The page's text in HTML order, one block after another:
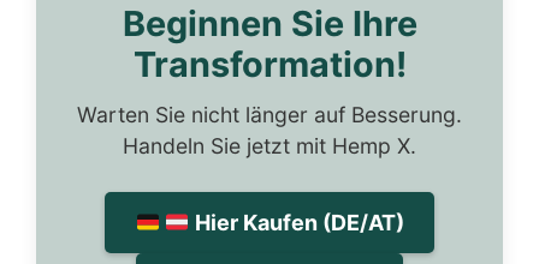
Beginnen Sie Ihre
Transformation!
Warten Sie nicht länger auf Besserung.
Handeln Sie jetzt mit Hemp X.
Hier Kaufen (DE/AT)